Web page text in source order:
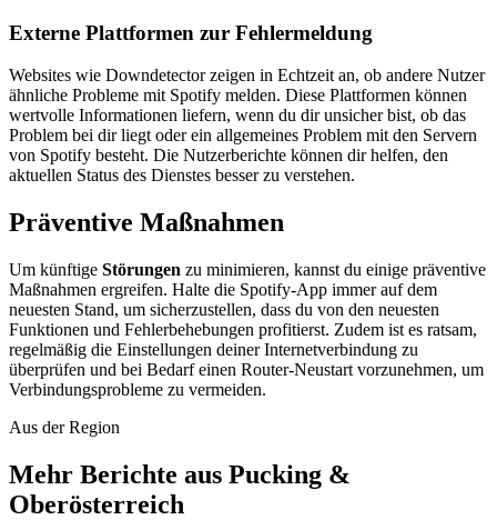
Externe Plattformen zur Fehlermeldung
Websites wie Downdetector zeigen in Echtzeit an, ob andere Nutzer
ähnliche Probleme mit Spotify melden. Diese Plattformen können
wertvolle Informationen liefern, wenn du dir unsicher bist, ob das
Problem bei dir liegt oder ein allgemeines Problem mit den Servern
von Spotify besteht. Die Nutzerberichte können dir helfen, den
aktuellen Status des Dienstes besser zu verstehen.
Präventive Maßnahmen
Um künftige Störungen zu minimieren, kannst du einige präventive
Maßnahmen ergreifen. Halte die Spotify-App immer auf dem
neuesten Stand, um sicherzustellen, dass du von den neuesten
Funktionen und Fehlerbehebungen profitierst. Zudem ist es ratsam,
regelmäßig die Einstellungen deiner Internetverbindung zu
überprüfen und bei Bedarf einen Router-Neustart vorzunehmen, um
Verbindungsprobleme zu vermeiden.
Aus der Region
Mehr Berichte aus Pucking &
Oberösterreich